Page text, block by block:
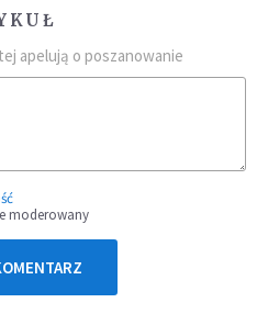
apelują o poszanowanie
moderowany